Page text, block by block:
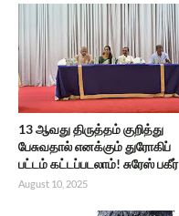
13 ஆவது திருத்தம் குறித்து
பேசுவதால் எனக்கும் துரோகிப்
பட்டம் கட்டப்படலாம்! சுரேஸ் பகீர்
August 10, 2025